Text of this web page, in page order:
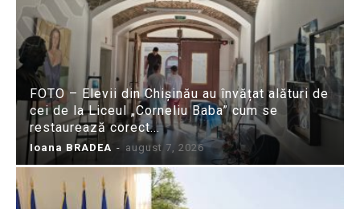
FOTO – Elevii din Chișinău au învățat alături de
cei de la Liceul „Corneliu Baba” cum se
restaurează corect...
Ioana BRADEA - august 7, 2026